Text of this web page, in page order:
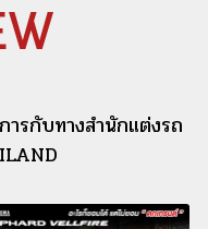
ารกับทางสำนักแต่งรถ